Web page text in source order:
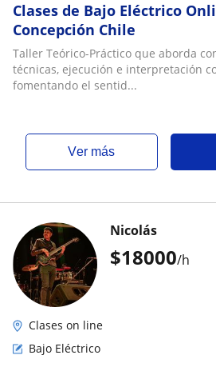
Clases de Bajo Eléctrico
Concepción Chile
Taller Teórico-Práctico que aborda
técnicas, ejecución e interpretación
fomentando el sentid...
ver más
$18000/h
Nicolás
Clases on line
Bajo Eléctrico